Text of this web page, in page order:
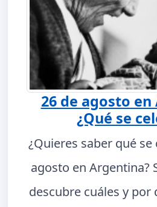
26 de agosto
¿Qué se
¿Quieres saber qué se
agosto en Argentina?
descubre cuáles y por